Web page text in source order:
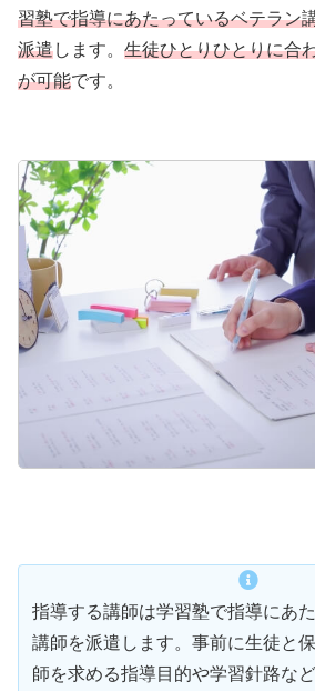
習塾で指導にあたっているベテラン
派遣します。 生徒ひとりひとりに合
が可能です。
指導する講師は学習塾で指導にあ
講師を派遣します。事前に生徒と
師を求める指導目的や学習針路な